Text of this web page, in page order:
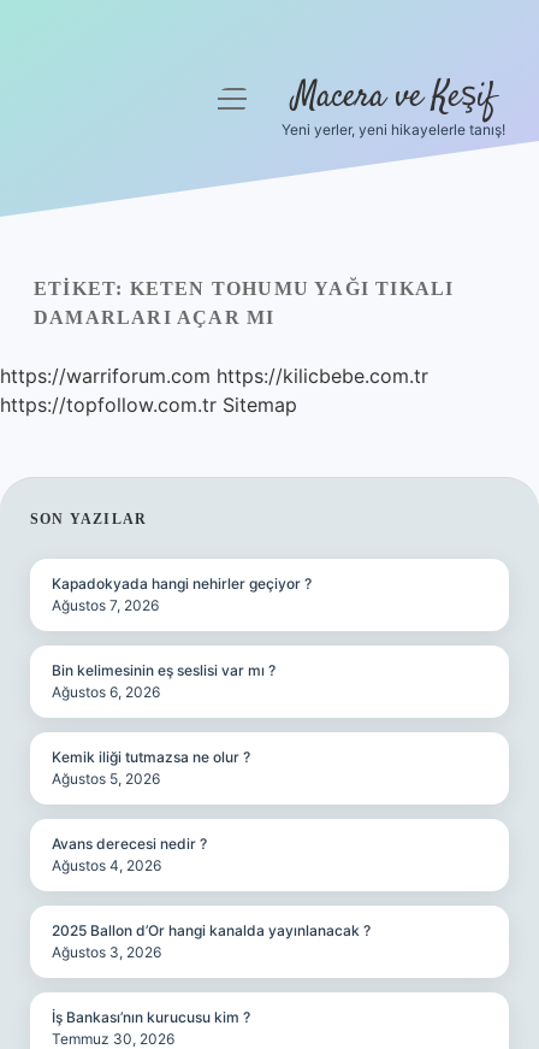
Yasal Uyarı
menüyüMacera ve Keşif
Yeni yerler, yeni hikayelerle tanış!
ETIKET: KETEN TOHUMU YAĞI TIKALI
DAMARLARI AÇAR MI
https://warriforum.com https://kilicbebe.com.tr
https://topfollow.com.tr Sitemap
SIDEBAR
SON YAZILAR
Kapadokyada hangi nehirler geçiyor ?
Ağustos 7, 2026
Bin kelimesinin eş seslisi var mı ?
Ağustos 6, 2026
Kemik iliği tutmazsa ne olur ?
Ağustos 5, 2026
Avans derecesi nedir ?
Ağustos 4, 2026
2025 Ballon d’Or hangi kanalda yayınlanacak ?
Ağustos 3, 2026
İş Bankası’nın kurucusu kim ?
Temmuz 30, 2026